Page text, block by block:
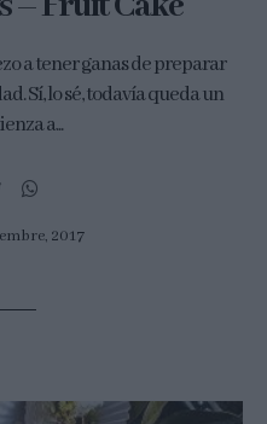
a tener ganas de preparar
Sí, lo sé, todavía queda un
a...
2017